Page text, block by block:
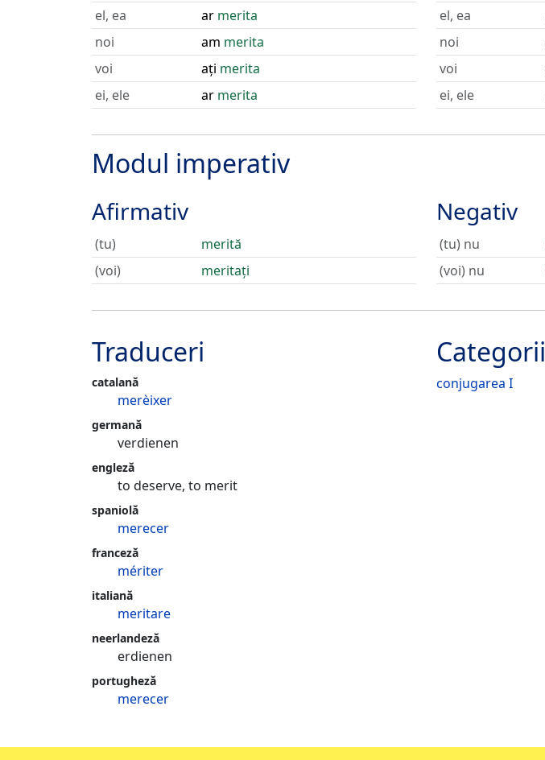
el, ea
ar merita
noi
am merita
voi
ați merita
ei, ele
ar merita
el, ea
noi
voi
ei, ele
Modul imperativ
Afirmativ
(tu)
merită
(voi)
meritați
Negativ
(tu) nu
(voi) nu
Categorii
conjugarea I
Traduceri
catalană
merèixer
germană
verdienen
engleză
to deserve, to merit
spaniolă
merecer
franceză
mériter
italiană
meritare
neerlandeză
erdienen
portugheză
merecer